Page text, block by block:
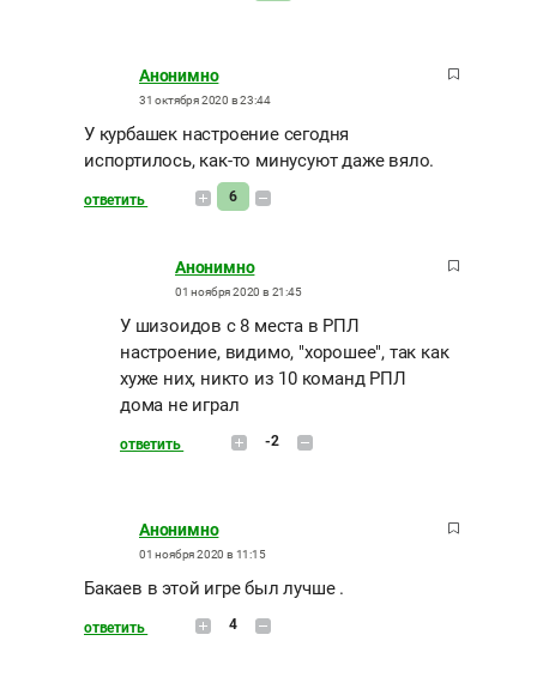
Анонимно
31 октября 2020 в 23:44
У курбашек настроение сегодня
испортилось, как-то минусуют даже вяло.
ответить 6
Анонимно
01 ноября 2020 в 21:45
У шизоидов с 8 места в РПЛ
настроение, видимо, "хорошее", так как
хуже них, никто из 10 команд РПЛ
дома не играл
ответить -2
Анонимно
01 ноября 2020 в 11:15
Бакаев в этой игре был лучше .
ответить 4